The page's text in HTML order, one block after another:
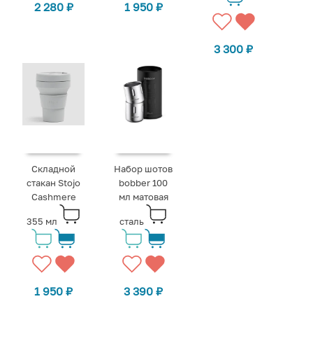
2 280 ₽ 1 950 ₽
3 300₽
Складной
стакан Stojo
Cashmere
355 мл
1 950₽
Набор шотов
bobber 100
мл матовая
сталь
3 390₽